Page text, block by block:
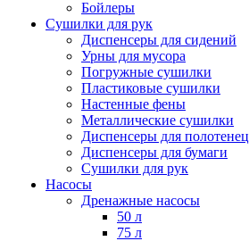
Бойлеры
Сушилки для рук
Диспенсеры для сидений
Урны для мусора
Погружные сушилки
Пластиковые сушилки
Настенные фены
Металлические сушилки
Диспенсеры для полотенец
Диспенсеры для бумаги
Сушилки для рук
Насосы
Дренажные насосы
50 л
75 л